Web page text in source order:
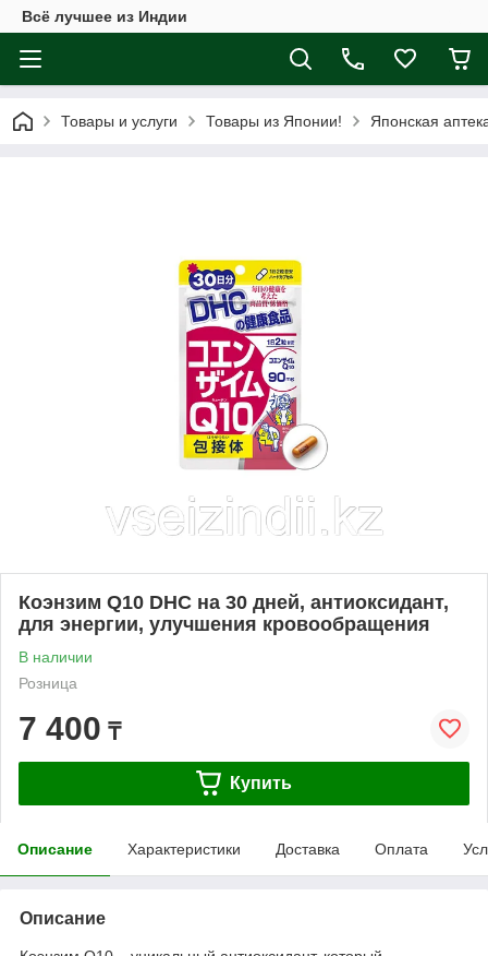
Всё лучшее из Индии
Товары и услуги Товары из Японии! Японская
Коэнзим Q10 DHC на 30 дней, антиоксидант,
для энергии, улучшения кровообращения
В наличии
Розница
7 400 ₸
Купить
Описание Характеристики Доставка Оплата
Описание